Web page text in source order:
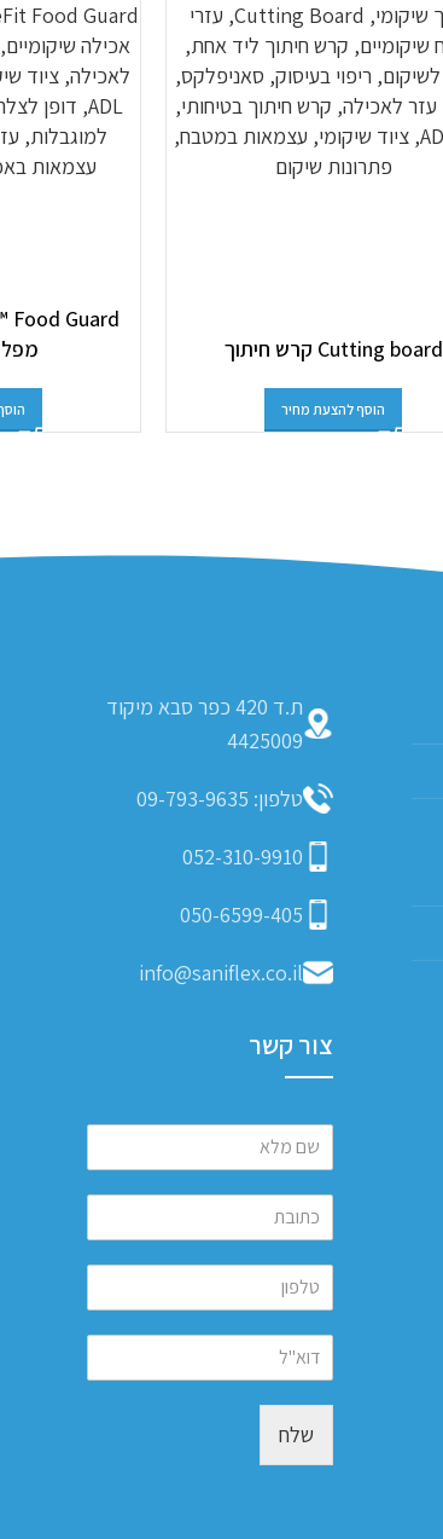
Cutting board קרש חיתוך
הוסף להצעת מחיר
ת.ד 420 כפר סבא מיקוד
4425009
טלפון: 09-793-9635
052-310-9910
050-6599-405
info@saniflex.co.il
צור קשר
שלח